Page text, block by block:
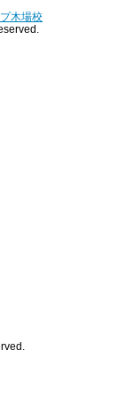
木場校